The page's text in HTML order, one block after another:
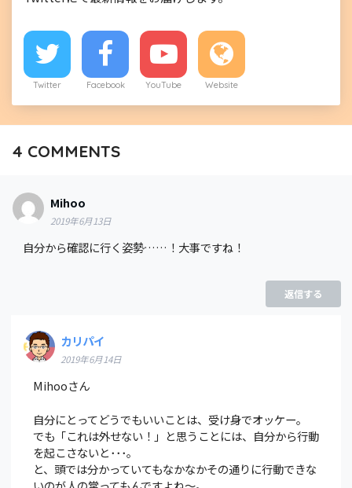
Twitter Facebook YouTube Website
4 COMMENTS
Mihoo
2019年6月13日
自分から確認に行く姿勢……！大事ですね！
返信する
カリパイ
2019年6月14日
Mihooさん
自分にとってどうでもいいことは、受け身でオッケー。
でも「これは外せない！」と思うことには、自分から行動
を起こさないと･･･。
と、頭では分かっていてもなかなかその通りに行動できな